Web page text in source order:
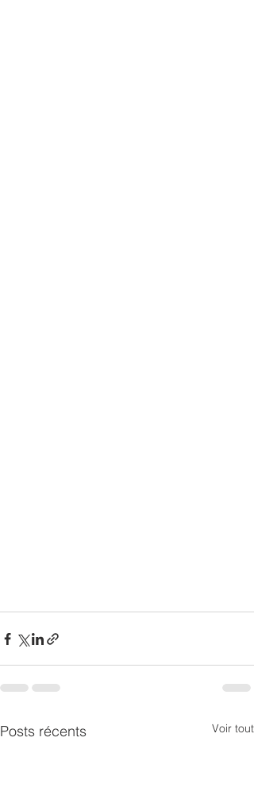
Posts récents Voir tout